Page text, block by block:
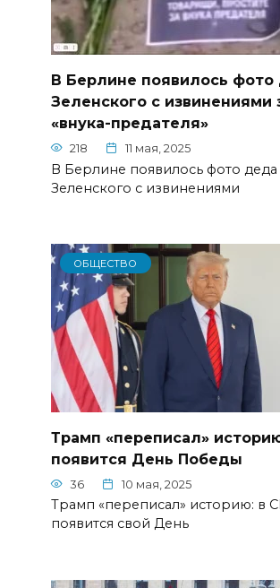
В Берлине появилось фото
Зеленского с извинениями
«внука-предателя»
218 11 мая, 2025
В Берлине появилось фото деда
Зеленского с извинениями
ОБЩЕСТВО
Трамп «переписал»
появится День Победы
36 10 мая, 2025
Трамп «переписал» историю: в
появится свой День